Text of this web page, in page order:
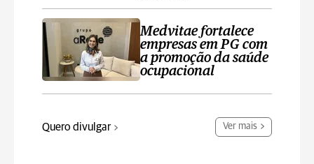
Medvitae fortalece
empresas em PG com
a promoção da saúde
ocupacional
Quero divulgar Ver mais